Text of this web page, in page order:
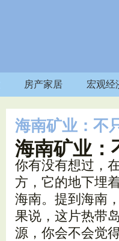
房产家居 宏观经
海南矿业：不
海南矿业：
你有没有想过，
方，它的地下埋
海南。提到海南
果说，这片热带
源，你会不会觉